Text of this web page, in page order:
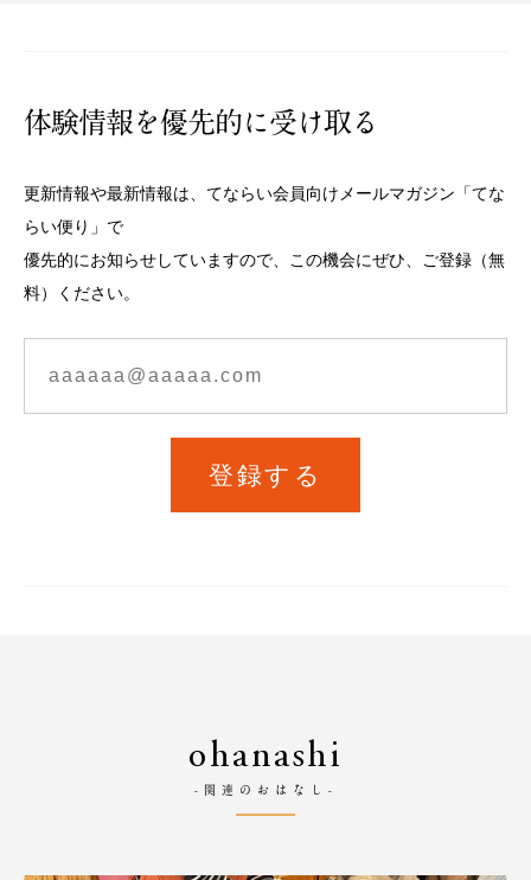
体験情報を優先的に受け取る
更新情報や最新情報は、てならい会員向けメールマガジン「てな
らい便り」で
優先的にお知らせしていますので、この機会にぜひ、ご登録（無
料）ください。
登録する
ohanashi
-関連のおはなし-